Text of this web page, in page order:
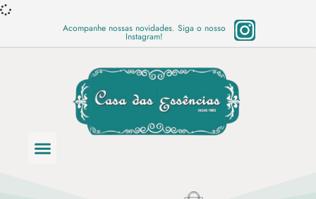
Acompanhe nossas novidades. Siga o nosso
Instagram!